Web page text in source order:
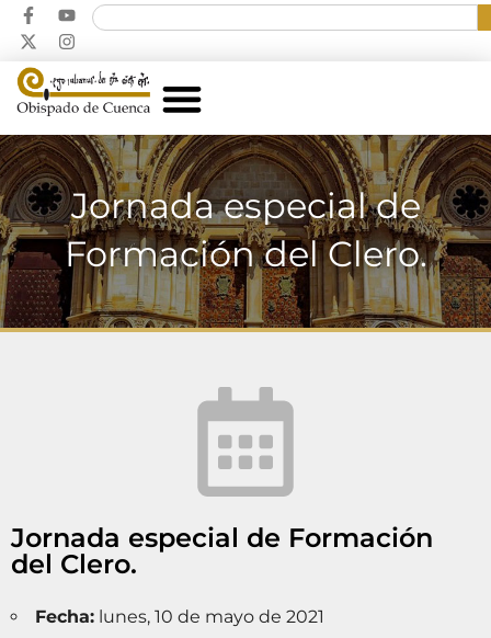
Jornada especial de
Formación del Clero.
Jornada especial de Formación
del Clero.
Fecha: lunes, 10 de mayo de 2021